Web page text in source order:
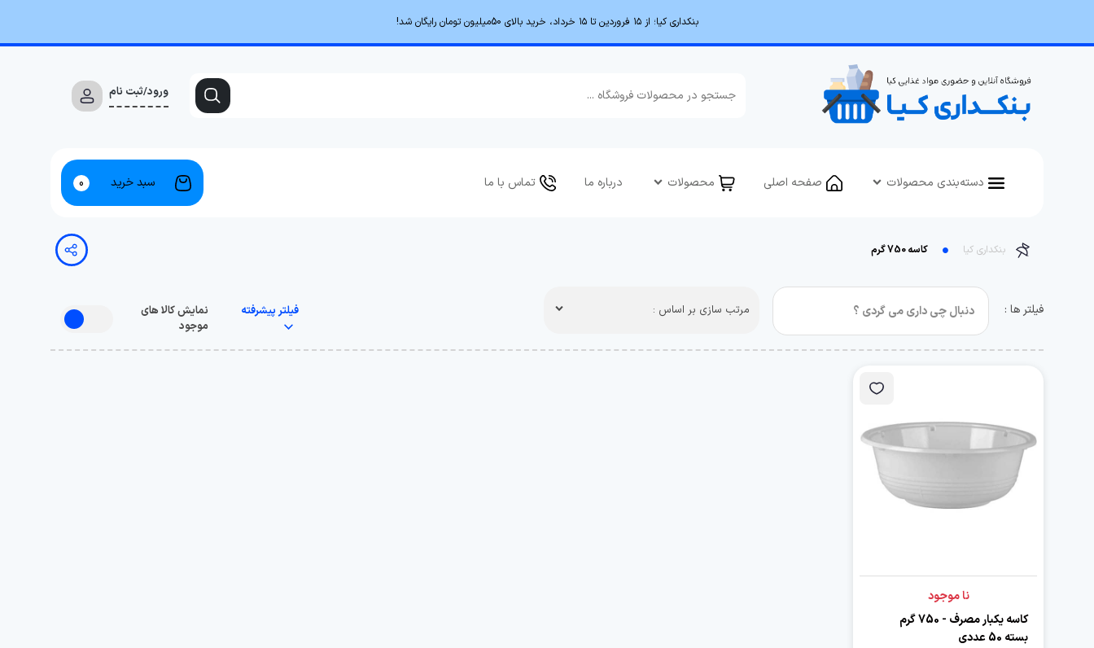
بنکداری کیا؛ از ۱۵ فروردین تا ۱۵ خرداد، خرید بالای 50میلیون تومان رایگان شد!
ورود/ثبت نام
دسته‌بندی محصولات صفحه اصلی محصولات درباره ما تماس با ما سبد خرید 0
بنکداری کیا کاسه 750 گرم
فیلتر ها : مرتب سازی بر اساس : فیلتر پیشرفته
نمایش کالا های
موجود
نا موجود
کاسه یکبار مصرف - 750 گرم
بسته 50 عددی